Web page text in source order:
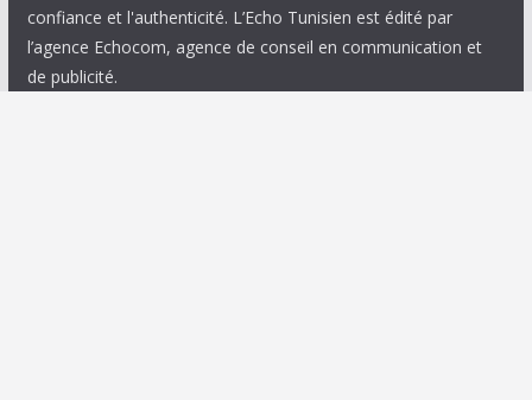
confiance et l'authenticité. L’Echo Tunisien est édité par
l’agence Echocom, agence de conseil en communication et
de publicité.